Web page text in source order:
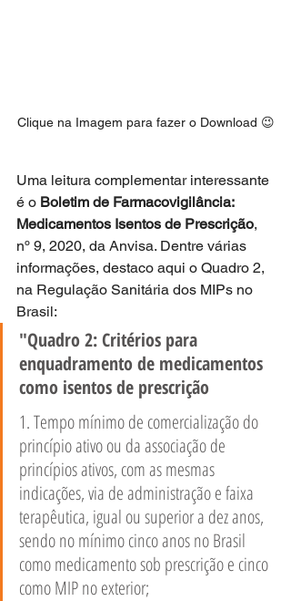
Clique na Imagem para fazer o Download 😉
Uma leitura complementar interessante
é o Boletim de Farmacovigilância:
Medicamentos Isentos de Prescrição,
nº 9, 2020, da Anvisa. Dentre várias
informações, destaco aqui o Quadro 2,
na Regulação Sanitária dos MIPs no
Brasil:
"Quadro 2: Critérios para
enquadramento de medicamentos
como isentos de prescrição
1. Tempo mínimo de comercialização do
princípio ativo ou da associação de
princípios ativos, com as mesmas
indicações, via de administração e faixa
terapêutica, igual ou superior a dez anos,
sendo no mínimo cinco anos no Brasil
como medicamento sob prescrição e cinco
como MIP no exterior;